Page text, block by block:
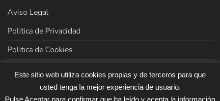
Aviso Legal
Politica de Privacidad
Politica de Cookies
Este sitio web utiliza cookies propias y de terceros para que
usted tenga la mejor experiencia de usuario.
Pulse Aceptar para confirmar que ha leído y acepta la información